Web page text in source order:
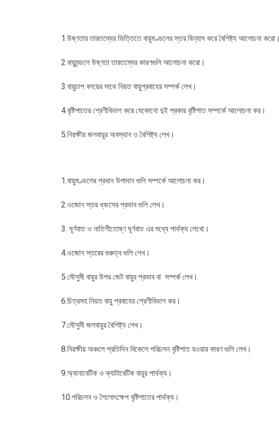
1.উষ্ণতার তারতম্যের ভিত্তিতে বায়ুমণ্ডলের স্তর বিন্যাস করে বৈশিষ্ট্য আলোচনা করো।
2.বায়ুমন্ডলে উষ্ণতা তারতম্যের কারণগুলি আলোচনা করো।
3.বায়ুচাপ বলয়ের সাথে নিয়ত বায়ুপ্রবাহের সম্পর্ক লেখ।
4.বৃষ্টিপাতের শ্রেণীবিভাগ করে যেকোনো দুই প্রকার বৃষ্টিপাত সম্পর্কে আলোচনা কর।
5.নিরক্ষীয় জলবায়ুর অবস্থান ও বৈশিষ্ট্য লেখ।
1.বায়ুমণ্ডলের প্রধান উপাদান গুলি সম্পর্কে আলোচনা কর।
2.ওজোন স্তর ধ্বংসের প্রভাব গুলি লেখ।
3. ঘূর্ণবাত ও নাতিশীতোষ্ণ ঘূর্ণবাত এর মধ্যে পার্থক্য লেখো।
4.ওজোন স্তরের গুরুত্ব গুলি লেখ।
5.মৌসুমী বায়ুর উপর জেট বায়ুর প্রভাব বা সম্পর্ক লেখ।
6.চিত্রসহ নিয়ত বায়ু প্রবাহের শ্রেণীবিভাগ কর।
7.মৌসুমী জলবায়ুর বৈশিষ্ট্য লেখ।
8.নিরক্ষীয় অঞ্চলে প্রতিদিন বিকেলে পরিচলন বৃষ্টিপাত হওয়ার কারণ গুলি লেখ।
9.অ্যানাবেটিক ও ক্যাটাবেটিক বায়ুর পার্থক্য।
10.পরিচলন ও শৈলোৎক্ষেপ বৃষ্টিপাতের পার্থক্য।